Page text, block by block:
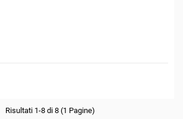
Risultati 1-8 di 8 (1 Pagine)